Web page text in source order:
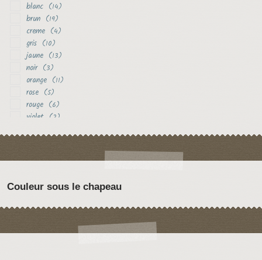
blanc (14)
brun (19)
creme (4)
gris (10)
jaune (13)
noir (3)
orange (11)
rose (5)
rouge (6)
violet (2)
Couleur sous le chapeau